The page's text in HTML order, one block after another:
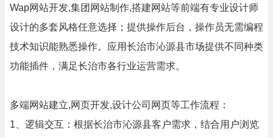
Wap网站开发,集团网站制作,搭建网站等前端有专业设计师
设计的多套风格任意选择；提供操作后台，操作员无需编程
技术知识能熟悉操作。应用长治市沁源县市场提供不同种类
功能插件，满足长治市各行业运营需求。
多端网站建立,网页开发,设计公司网页等工作流程：
1、逻辑交互：根据长治市沁源县客户需求，结合用户浏览